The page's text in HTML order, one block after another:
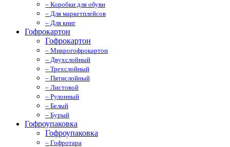
– Коробки для обуви
– Для маркетплейсов
– Для книг
Гофрокартон
Гофрокартон
– Микрогофрокартон
– Двухслойный
– Трехслойный
– Пятислойный
– Листовой
– Рулонный
– Белый
– Бурый
Гофроупаковка
Гофроупаковка
– Гофротара